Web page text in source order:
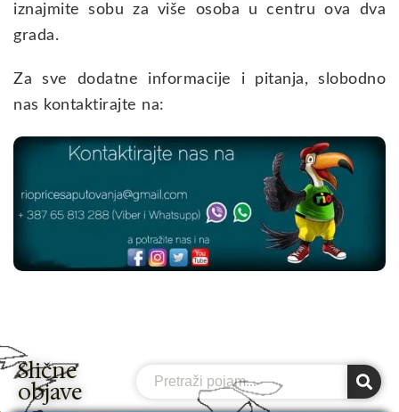
iznajmite sobu za više osoba u centru ova dva
grada.
Za sve dodatne informacije i pitanja, slobodno
nas kontaktirajte na:
Slične
objave
Search